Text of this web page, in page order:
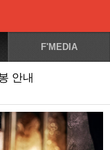
F'MEDIA
안내